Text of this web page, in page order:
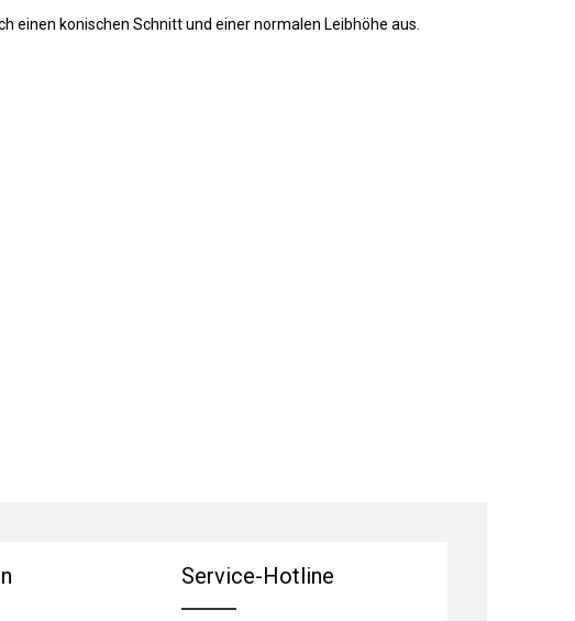
einen konischen Schnitt und einer normalen Leibhöhe aus.
Service-Hotline